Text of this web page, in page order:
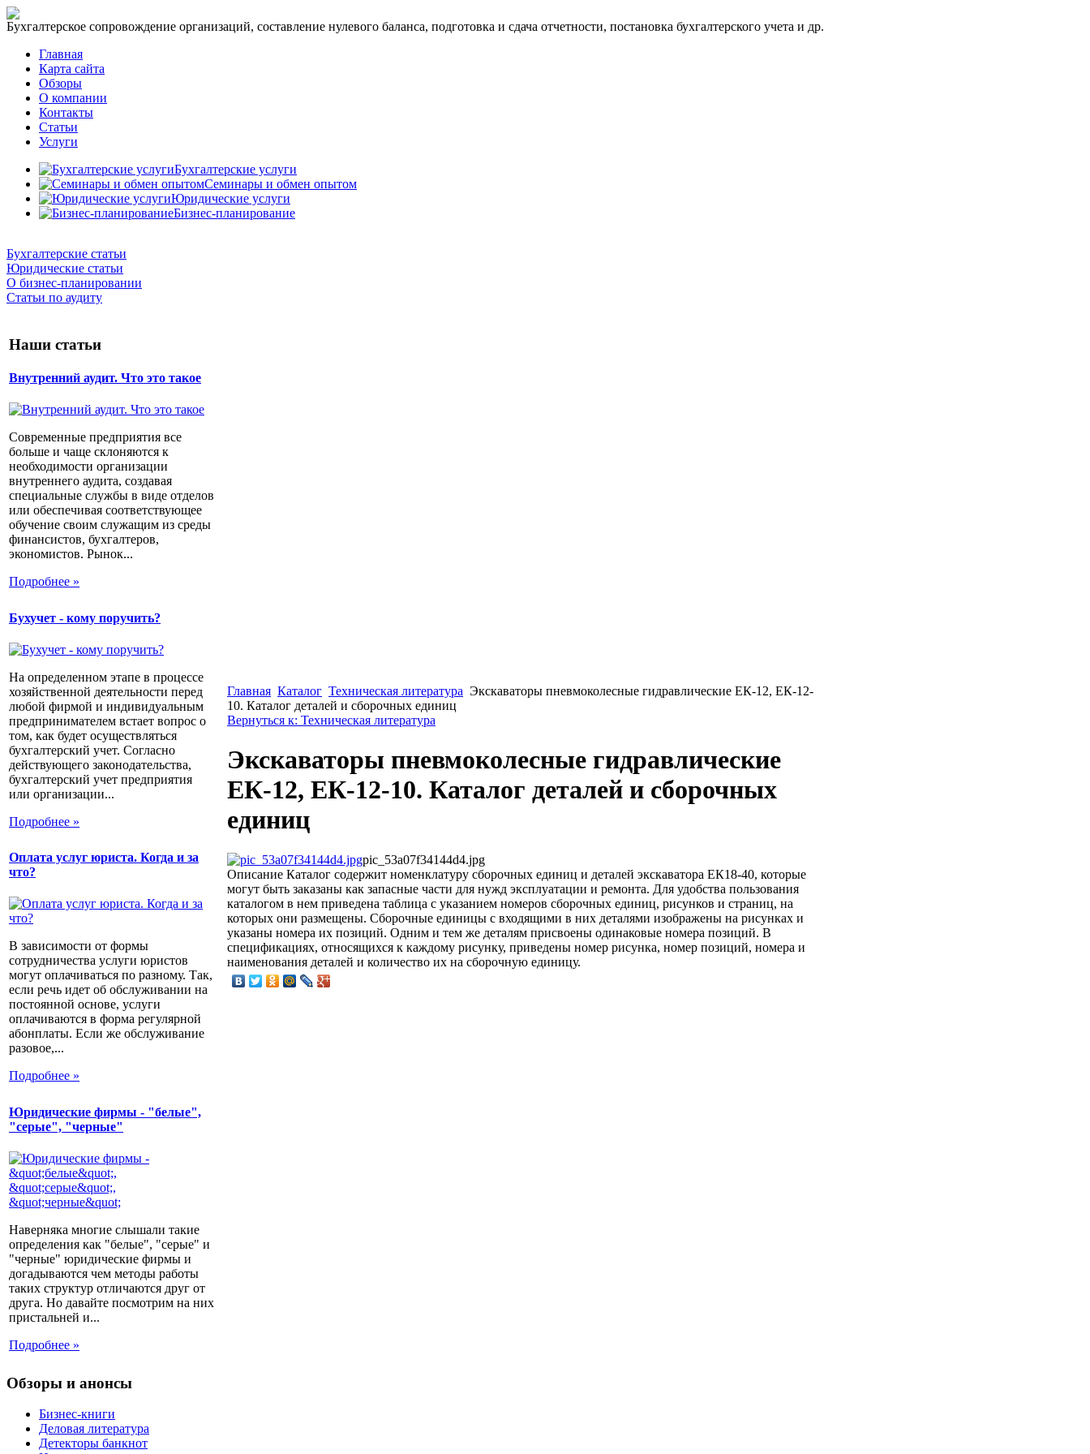
Бухгалтерское сопровождение организаций, составление нулевого баланса, подготовка и сдача отчетности, постановка бухгалтерского учета и др.
Главная
Карта сайта
Обзоры
О компании
Контакты
Статьи
Услуги
Бухгалтерские услуги
Семинары и обмен опытом
Юридические услуги
Бизнес-планирование
Бухгалтерские статьи
Юридические статьи
О бизнес-планировании
Статьи по аудиту
Наши статьи
Внутренний аудит. Что это такое
Современные предприятия все
больше и чаще склоняются к
необходимости организации
внутреннего аудита, создавая
специальные службы в виде отделов
или обеспечивая соответствующее
обучение своим служащим из среды
финансистов, бухгалтеров,
экономистов. Рынок...
Подробнее »
Бухучет - кому поручить?
На определенном этапе в процессе
хозяйственной деятельности перед
любой фирмой и индивидуальным
предпринимателем встает вопрос о
том, как будет осуществляться
бухгалтерский учет. Согласно
действующего законодательства,
бухгалтерский учет предприятия
или организации...
Подробнее »
Оплата услуг юриста. Когда и за
что?
В зависимости от формы
сотрудничества услуги юристов
могут оплачиваться по разному. Так,
если речь идет об обслуживании на
постоянной основе, услуги
оплачиваются в форма регулярной
абонплаты. Если же обслуживание
разовое,...
Подробнее »
Юридические фирмы - "белые",
"серые", "черные"
Наверняка многие слышали такие
определения как "белые", "серые" и
"черные" юридические фирмы и
догадываются чем методы работы
таких структур отличаются друг от
друга. Но давайте посмотрим на них
пристальней и...
Подробнее »
Главная Каталог Техническая литература Экскаваторы пневмоколесные гидравлические ЕК-12, ЕК-12-
10. Каталог деталей и сборочных единиц
Вернуться к: Техническая литература
Экскаваторы пневмоколесные гидравлические
ЕК-12, ЕК-12-10. Каталог деталей и сборочных
единиц
pic_53a07f34144d4.jpg
Описание Каталог содержит номенклатуру сборочных единиц и деталей экскаватора ЕК18-40, которые
могут быть заказаны как запасные части для нужд эксплуатации и ремонта. Для удобства пользования
каталогом в нем приведена таблица с указанием номеров сборочных единиц, рисунков и страниц, на
которых они размещены. Сборочные единицы с входящими в них деталями изображены на рисунках и
указаны номера их позиций. Одним и тем же деталям присвоены одинаковые номера позиций. В
спецификациях, относящихся к каждому рисунку, приведены номер рисунка, номер позиций, номера и
наименования деталей и количество их на сборочную единицу.
Обзоры и анонсы
Бизнес-книги
Деловая литература
Детекторы банкнот